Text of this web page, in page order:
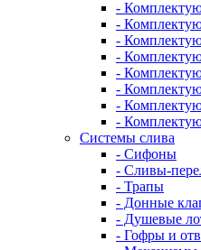
-
-
-
-
-
-
-
-
Системы слива
- Сифоны
- Сливы-
- Трапы
- Донные
- Душевые
- Гофры и